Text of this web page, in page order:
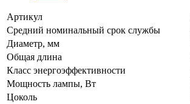
Артикул
Средний номинальный срок службы
Диаметр, мм
Общая длина
Класс энергоэффективности
Мощность лампы, Вт
Цоколь